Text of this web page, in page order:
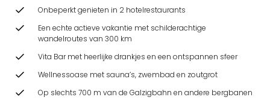
Onbeperkt genieten in 2 hotelrestaurants
Een echte actieve vakantie met schilderachtige
wandelroutes van 300 km
Vita Bar met heerlijke drankjes en een ontspannen sfeer
Wellnessoase met sauna’s, zwembad en zoutgrot
Op slechts 700 m van de Galzigbahn en andere bergbanen